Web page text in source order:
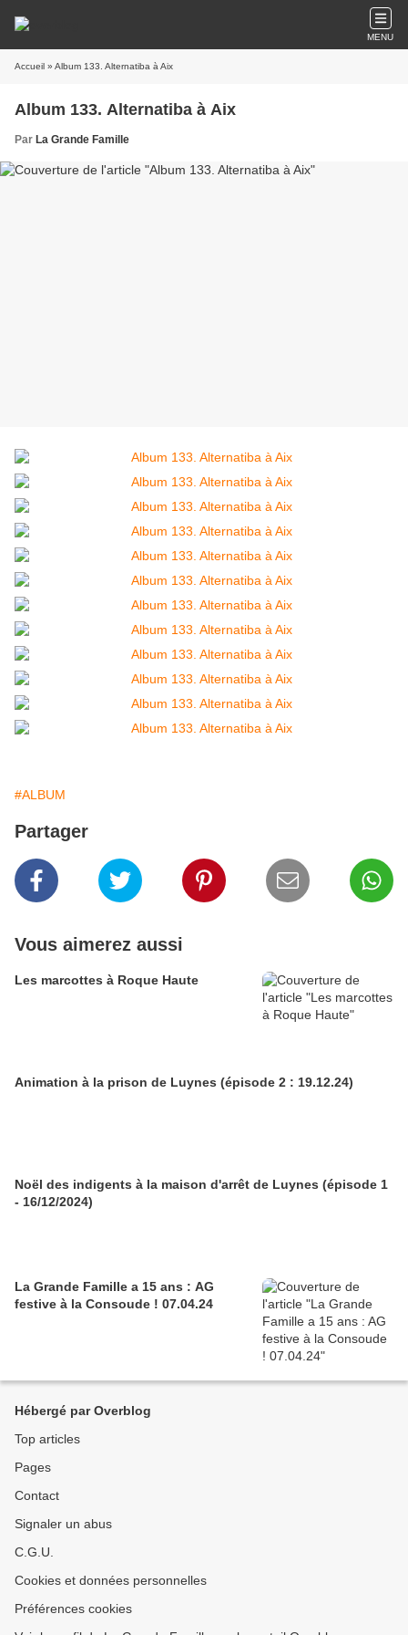
MENU
Accueil » Album 133. Alternatiba à Aix
Album 133. Alternatiba à Aix
Par La Grande Famille
#ALBUM
Partager
Vous aimerez aussi
Les marcottes à Roque Haute
Animation à la prison de Luynes (épisode 2 : 19.12.24)
Noël des indigents à la maison d'arrêt de Luynes (épisode 1
- 16/12/2024)
La Grande Famille a 15 ans : AG
festive à la Consoude ! 07.04.24
Hébergé par Overblog
Top articles
Pages
Contact
Signaler un abus
C.G.U.
Cookies et données personnelles
Préférences cookies